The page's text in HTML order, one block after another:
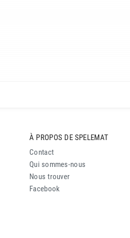
À PROPOS DE SPELEMAT
Contact
Qui sommes-nous
Nous trouver
Facebook